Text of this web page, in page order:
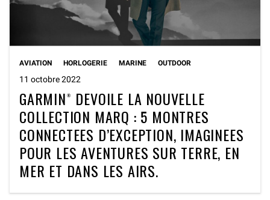
AVIATION HORLOGERIE MARINE OUTDOOR
11 octobre 2022
GARMIN® DEVOILE LA NOUVELLE
COLLECTION MARQ : 5 MONTRES
CONNECTEES D’EXCEPTION, IMAGINEES
POUR LES AVENTURES SUR TERRE, EN
MER ET DANS LES AIRS.